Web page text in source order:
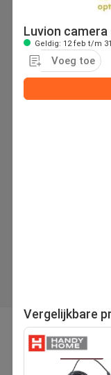
pagina
1/221
Luvion
Geldig: 12 feb t/m
Voeg toe
Vergelijkbare